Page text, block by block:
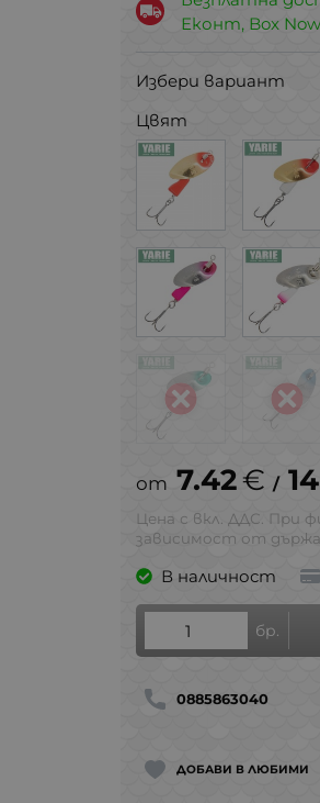
Еконт, Box
Избери вариант
Цвят
7.42€ /
Цена с вкл. ДДС. При
зависимост от
В наличност
бр.
0885863040
ДОБАВИ В ЛЮБИМИ